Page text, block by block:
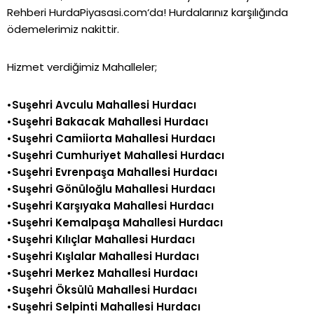
RehberiHurdaPiyasasi.com‘da! Hurdalarınız karşılığında
ödemelerimiz nakittir.
Hizmet verdiğimiz Mahalleler;
•Suşehri Avculu Mahallesi Hurdacı
•Suşehri Bakacak Mahallesi Hurdacı
•Suşehri Camiiorta Mahallesi Hurdacı
•Suşehri Cumhuriyet Mahallesi Hurdacı
•Suşehri Evrenpaşa Mahallesi Hurdacı
•Suşehri Gönüloğlu Mahallesi Hurdacı
•Suşehri Karşıyaka Mahallesi Hurdacı
•Suşehri Kemalpaşa Mahallesi Hurdacı
•Suşehri Kılıçlar Mahallesi Hurdacı
•Suşehri Kışlalar Mahallesi Hurdacı
•Suşehri Merkez Mahallesi Hurdacı
•Suşehri Öksülü Mahallesi Hurdacı
•Suşehri Selpinti Mahallesi Hurdacı